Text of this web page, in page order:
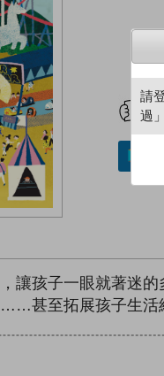
讓孩子一眼就著迷
甚至拓展孩子生活
請
過